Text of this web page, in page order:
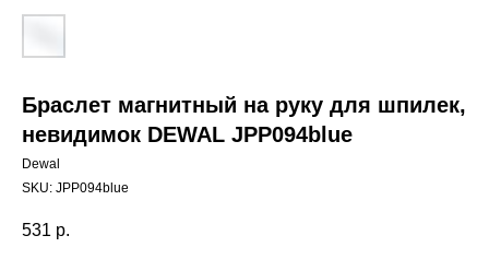
Браслет магнитный на руку для шпилек,
невидимок DEWAL JPP094blue
Dewal
SKU: JPP094blue
531 р.